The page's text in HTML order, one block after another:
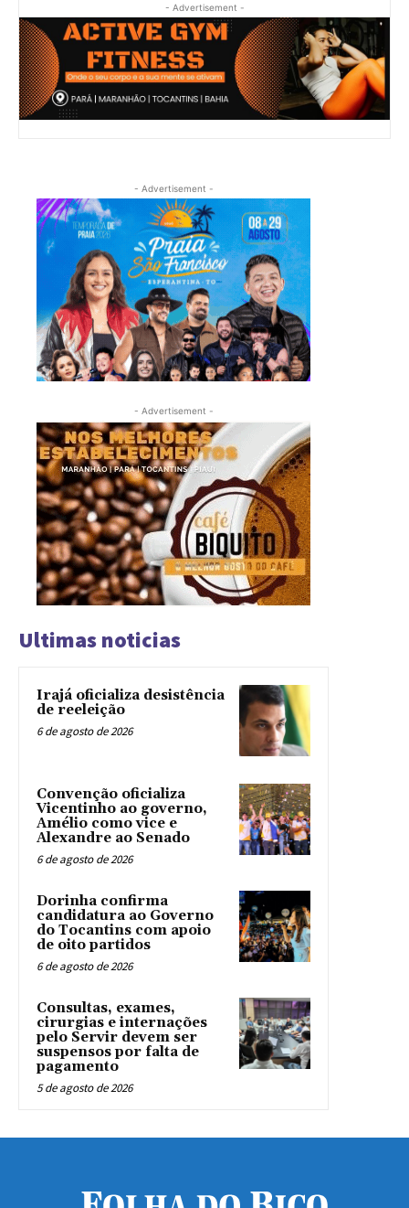
- Advertisement -
- Advertisement -
- Advertisement -
Ultimas noticias
Irajá oficializa desistência
de reeleição
6 de agosto de 2026
Convenção oficializa
Vicentinho ao governo,
Amélio como vice e
Alexandre ao Senado
6 de agosto de 2026
Dorinha confirma
candidatura ao Governo
do Tocantins com apoio
de oito partidos
6 de agosto de 2026
Consultas, exames,
cirurgias e internações
pelo Servir devem ser
suspensos por falta de
pagamento
5 de agosto de 2026